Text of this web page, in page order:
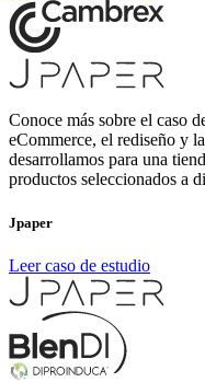
Conoce más sobre el caso
eCommerce, el rediseño y
desarrollamos para una
productos seleccionados a
Jpaper
Leer caso de estudio